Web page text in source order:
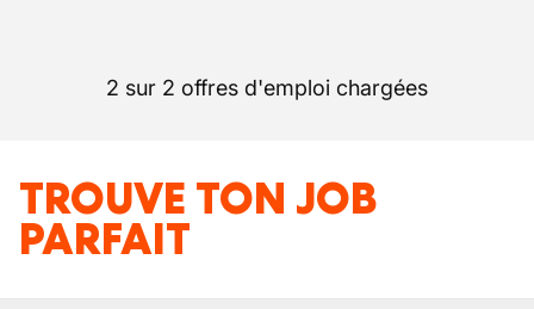
2 sur 2 offres d'emploi chargées
TROUVE TON JOB
PARFAIT